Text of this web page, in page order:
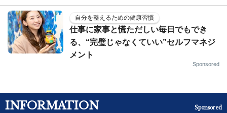
自分を整えるための健康習慣
仕事に家事と慌ただしい毎日でもでき
る、“完璧じゃなくていい”セルフマネジ
メント
Sponsored
INFORMATION Sponsored